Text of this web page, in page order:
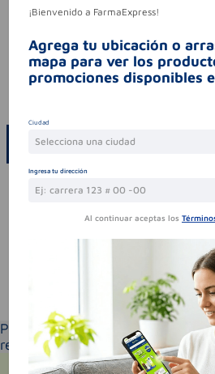
ingredientes (molécula
tipo de producto
Aviso legal
ESCRIBE UN
Te puede interesar
Por favor selecciona tu
recomendados según la
¡Bienvenido a FarmaExpress!
Agrega tu ubicación o
mapa para ver los
promociones disponibles
Ciudad
Selecciona una ciudad
Ingresa tu dirección
Al continuar aceptas los